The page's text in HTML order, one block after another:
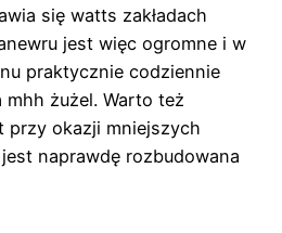
się watts zakładach
jest więc ogromne i w
praktycznie codziennie
żużel. Warto też
przy okazji mniejszych
naprawdę rozbudowana